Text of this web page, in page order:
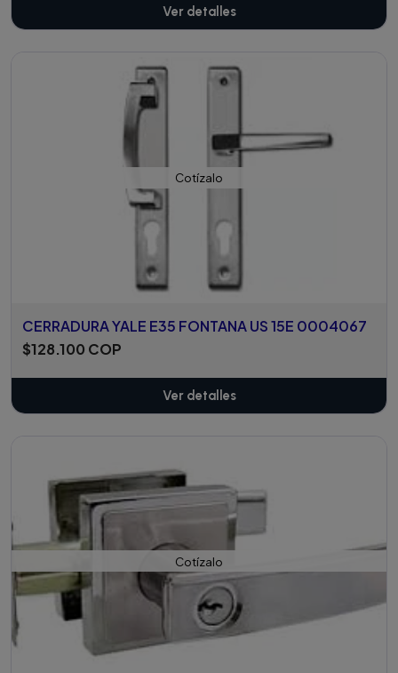
Ver detalles
Cotízalo
CERRADURA YALE E35 FONTANA US 15E 0004067
$128.100 COP
Ver detalles
Cotízalo